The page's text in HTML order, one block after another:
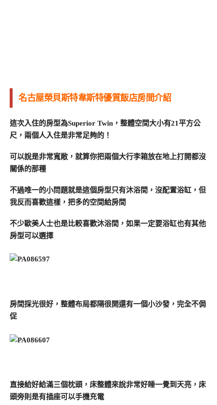
名古屋榮貝斯特韋斯特優質飯店房間介紹
這次入住的房型為Superior Twin，整體空間大小有21平方公
尺，兩個人入住是非常足夠的！
可以說是非常寬敞，就算你把兩個大行李箱放在地上打開都沒
關係的那種
不過唯一的小問題就是這個房型只有沐浴間，沒配置浴缸，但
我反而喜歡這樣，把多的空間給房間
不少歐美人士也是比較喜歡沐浴間，如果一定要浴缸也有其他
房型可以選擇
房間採光很好，整體布局都隔很開還有一個小沙發，完全不侷
促
直接給好給滿三個枕頭，床整體來說非常好睡一覺到天亮，床
頭旁則是有插座可以手機充電